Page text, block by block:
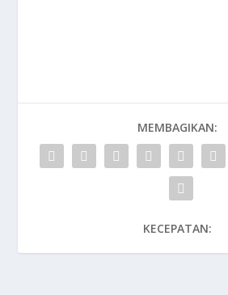
MEMBAGIKAN:
KECEPATAN: